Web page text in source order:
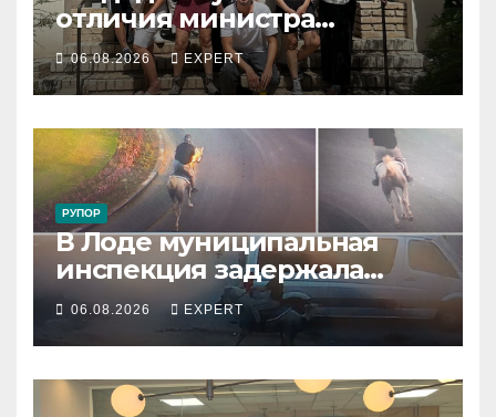
отличия министра
обороны за поддержку
резервистов
06.08.2026 EXPERT
РУПОР
В Лоде муниципальная
инспекция задержала
подростка, устроившего
опасную скачку на лошади
по улицам города
06.08.2026 EXPERT